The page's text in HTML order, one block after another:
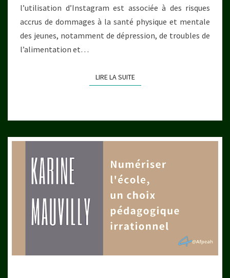
l’utilisation d’Instagram est associée à des risques
accrus de dommages à la santé physique et mentale
des jeunes, notamment de dépression, de troubles de
l’alimentation et…
LIRE LA SUITELIRE LA SUITE